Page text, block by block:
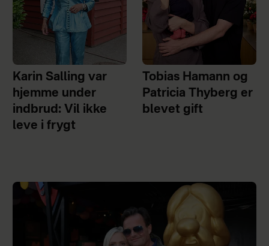
Karin Salling var
hjemme under
indbrud: Vil ikke
leve i frygt
Tobias Hamann og
Patricia Thyberg er
blevet gift